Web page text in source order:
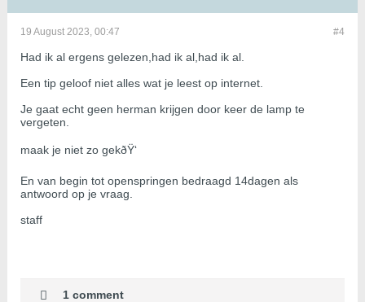
#4
19 August 2023, 00:47
Had ik al ergens gelezen,had ik al,had ik al.
Een tip geloof niet alles wat je leest op internet.
Je gaat echt geen herman krijgen door keer de lamp te
vergeten.
maak je niet zo gekðŸ‘
En van begin tot openspringen bedraagd 14dagen als
antwoord op je vraag.
staff
1 comment